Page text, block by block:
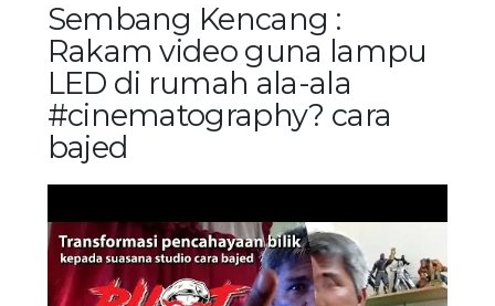
Sembang Kencang :
Rakam video guna lampu
LED di rumah ala-ala
#cinematography? cara
bajed